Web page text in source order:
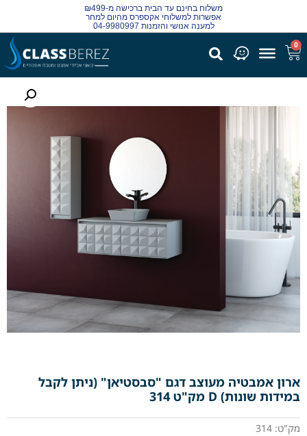
משלוח בחינם עד הבית ברכישה מ-₪499
אפשרות למשלוחי אקספרס מהיום למחר
למענה אנושי והזמנות 04-9980997
0
ארון אמבטיה מעוצב דגם "סבסטיאן" (ניתן לקבל
במידות שונות) D מק"ט 314
מק"ט: 314